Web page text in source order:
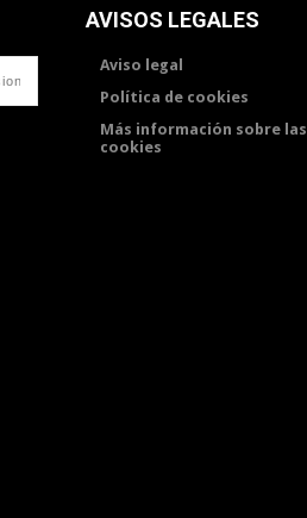
AVISOS LEGALES
Aviso legal
Política de cookies
Más información sobre las
cookies